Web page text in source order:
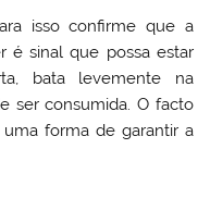
isso confirme que a
é sinal que possa estar
bata levemente na
ser consumida. O facto
forma de garantir a